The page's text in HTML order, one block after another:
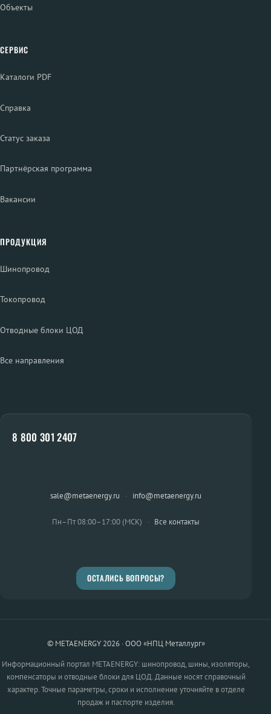
Объекты
СЕРВИС
Каталоги PDF
Справка
Статус заказа
Партнёрская программа
Вакансии
ПРОДУКЦИЯ
Шинопровод
Токопровод
Отводные блоки ЦОД
Все направления
8 800 301 2407
sale@metaenergy.ru · info@metaenergy.ru
Пн–Пт 08:00–17:00 (МСК) · Все контакты
ОСТАЛИСЬ ВОПРОСЫ?
© METAENERGY 2026 · ООО «НПЦ Металлург»
Информационный портал METAENERGY: шинопровод, шины, изоляторы,
компенсаторы и отводные блоки для ЦОД. Данные носят справочный
характер. Точные параметры, сроки и исполнение уточняйте в отделе
продаж и паспорте изделия.